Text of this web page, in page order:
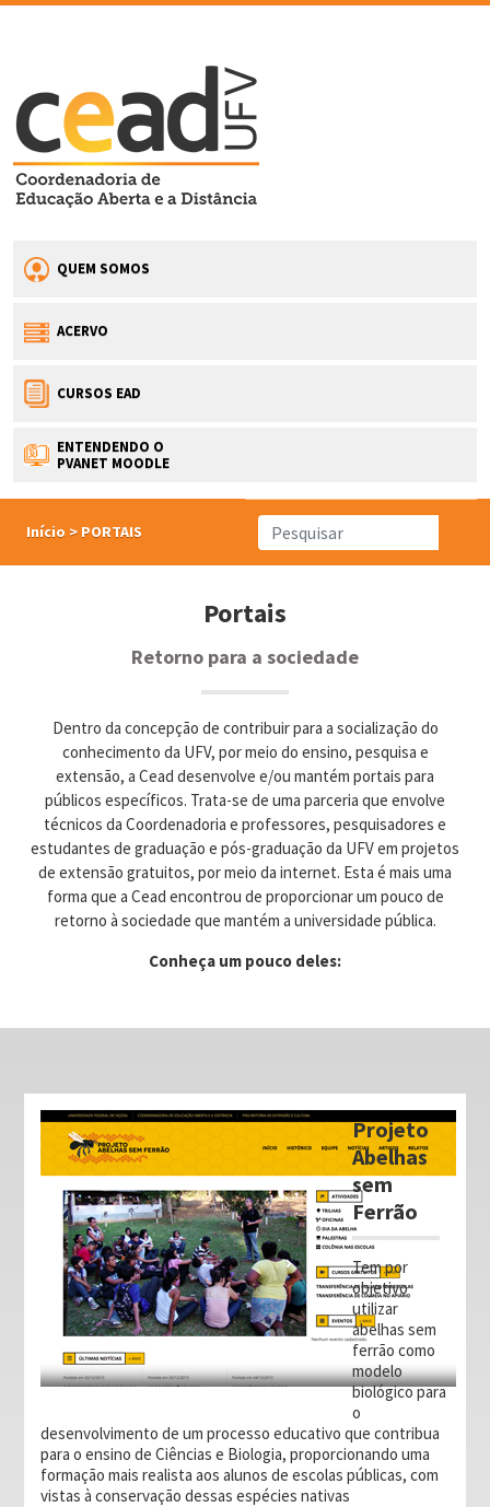
QUEM SOMOS
ACERVO
CURSOS EAD
ENTENDENDO O
PVANET MOODLE
Início > PORTAIS
Portais
Retorno para a sociedade
Dentro da concepção de contribuir para a socialização do
conhecimento da UFV, por meio do ensino, pesquisa e
extensão, a Cead desenvolve e/ou mantém portais para
públicos específicos. Trata-se de uma parceria que envolve
técnicos da Coordenadoria e professores, pesquisadores e
estudantes de graduação e pós-graduação da UFV em projetos
de extensão gratuitos, por meio da internet. Esta é mais uma
forma que a Cead encontrou de proporcionar um pouco de
retorno à sociedade que mantém a universidade pública.
Conheça um pouco deles:
Projeto
Abelhas
sem
Ferrão
Tem por
objetivo
utilizar
abelhas sem
ferrão como
modelo
biológico para
o
desenvolvimento de um processo educativo que contribua
para o ensino de Ciências e Biologia, proporcionando uma
formação mais realista aos alunos de escolas públicas, com
vistas à conservação dessas espécies nativas